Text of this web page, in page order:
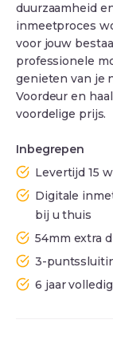
duurzaamheid
inmeetproces
voor jouw
professionele
genieten van je
Voordeur en
voordelige prijs.
Inbegrepen
Levertijd 15
Digitale
bij u thuis
54mm extra
3-
6 jaar